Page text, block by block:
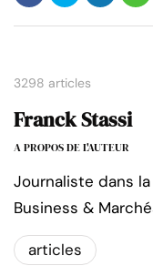
3298 articles
Franck Stassi
A PROPOS DE L'AUTEUR
Journaliste dans
Business &
articles